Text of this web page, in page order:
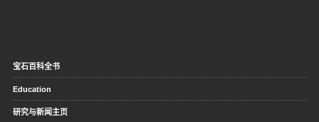
宝石百科全书
Education
研究与新闻主页